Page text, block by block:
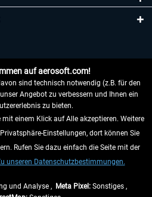
auf aerosoft.com!
sind technisch notwendig (z.B. für den
Angebot zu verbessern und Ihnen ein
zu bieten.
mit einem Klick auf Alle akzeptieren. Weitere
Einstellungen, dort können Sie
Rufen Sie dazu einfach die Seite mit der
unseren Datenschutzbestimmungen.
und Analyse , Meta Pixel:Sonstiges ,